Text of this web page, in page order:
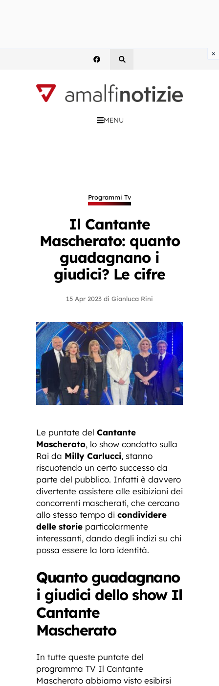
MENU
Programmi Tv
Il Cantante
Mascherato: quanto
guadagnano i
giudici? Le cifre
15 Apr 2023 di Gianluca Rini
Le puntate del Cantante
Mascherato, lo show condotto sulla
Rai da Milly Carlucci, stanno
riscuotendo un certo successo da
parte del pubblico. Infatti è davvero
divertente assistere alle esibizioni dei
concorrenti mascherati, che cercano
allo stesso tempo di condividere
delle storie particolarmente
interessanti, dando degli indizi su chi
possa essere la loro identità.
Quanto guadagnano
i giudici dello show Il
Cantante
Mascherato
In tutte queste puntate del
programma TV Il Cantante
Mascherato abbiamo visto esibirsi
×